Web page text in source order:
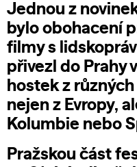
Jednou z
bylo obohacení
filmy s
přivezl do Prahy
hostek z
nejen z Evropy,
Kolumbie nebo
Pražskou část